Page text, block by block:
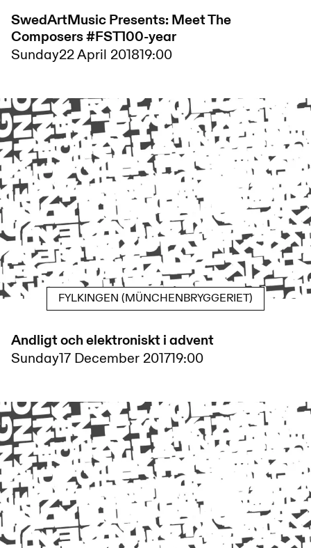
SwedArtMusic Presents: Meet The
Composers #FST100-year
Sunday22 April 201819:00
FYLKINGEN (MÜNCHENBRYGGERIET)
Andligt och elektroniskt i advent
Sunday17 December 201719:00